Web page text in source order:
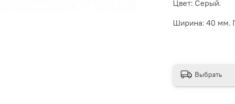
Цвет: Серый.
Ширина: 40 мм.
Выбрать